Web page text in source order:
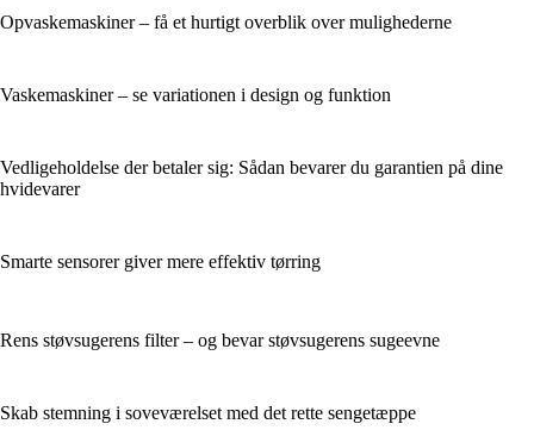
Opvaskemaskiner – få et hurtigt overblik over mulighederne
Vaskemaskiner – se variationen i design og funktion
Vedligeholdelse der betaler sig: Sådan bevarer du garantien på dine
hvidevarer
Smarte sensorer giver mere effektiv tørring
Rens støvsugerens filter – og bevar støvsugerens sugeevne
Skab stemning i soveværelset med det rette sengetæppe